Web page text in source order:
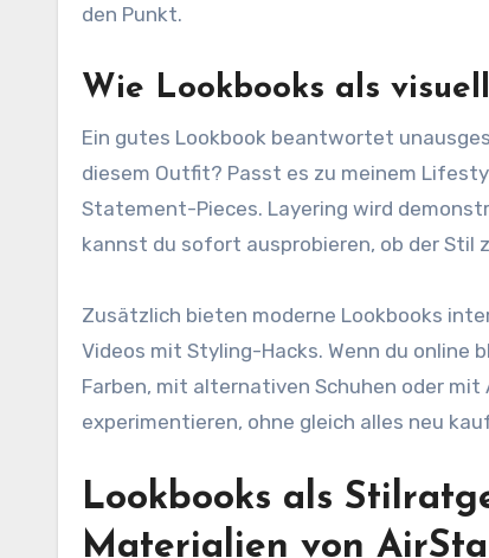
den Punkt.
Wie Lookbooks als
Ein gutes Lookbook beantwortet
diesem Outfit? Passt es zu meinem
Statement-Pieces. Layering wird
kannst du sofort ausprobieren, ob der Stil
Zusätzlich bieten moderne Lookbooks
Videos mit Styling-Hacks. Wenn du
Farben, mit alternativen Schuhen oder mit
experimentieren, ohne gleich alles neu
Lookbooks als
Materialien von